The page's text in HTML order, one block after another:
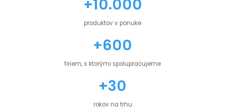
+10.000
produktov v ponuke
+600
firiem, s ktorými spolupracujeme
+30
rokov na trhu